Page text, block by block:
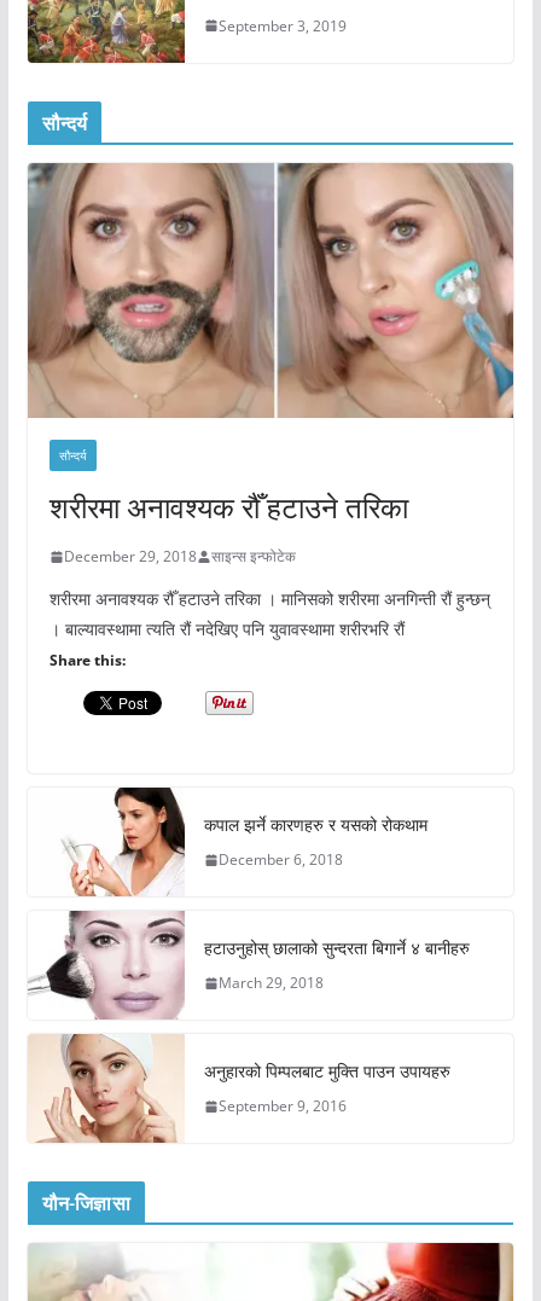
September 3, 2019
सौन्दर्य
सौन्दर्य
शरीरमा अनावश्यक रौँ हटाउने तरिका
December 29, 2018 साइन्स इन्फोटेक
शरीरमा अनावश्यक रौँ हटाउने तरिका । मानिसको शरीरमा अनगिन्ती रौं हुन्छन्
। बाल्यावस्थामा त्यति रौं नदेखिए पनि युवावस्थामा शरीरभरि रौं
Share this:
कपाल झर्ने कारणहरु र यसको रोकथाम
December 6, 2018
हटाउनुहोस् छालाको सुन्दरता बिगार्ने ४ बानीहरु
March 29, 2018
अनुहारको पिम्पलबाट मुक्ति पाउन उपायहरु
September 9, 2016
यौन-जिज्ञासा